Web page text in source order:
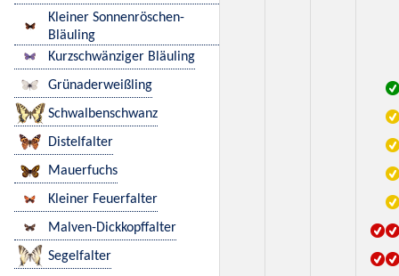
Kleiner Sonnenröschen-
Bläuling
Kurzschwänziger Bläuling
Grünaderweißling
Schwalbenschwanz
Distelfalter
Mauerfuchs
Kleiner Feuerfalter
Malven-Dickkopffalter
Segelfalter